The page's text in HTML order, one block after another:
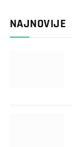
NAJNOVIJE